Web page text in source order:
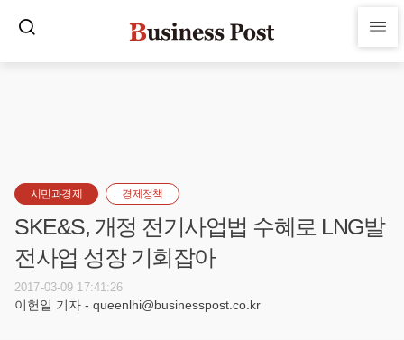
시민과경제 경제정책
SKE&S, 개정 전기사업법 수혜로 LNG발
전사업 성장 기회잡아
2017-03-09 17:41:26
이헌일 기자 - queenlhi@businesspost.co.kr